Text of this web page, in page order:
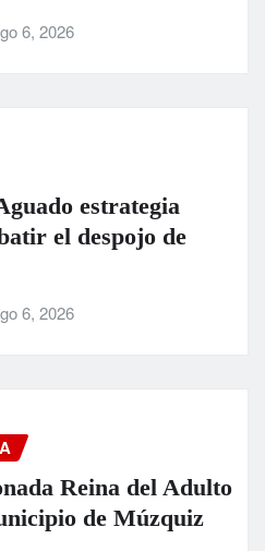
6, 2026
estrategia
el despojo de
6, 2026
Reina del Adulto
de Múzquiz